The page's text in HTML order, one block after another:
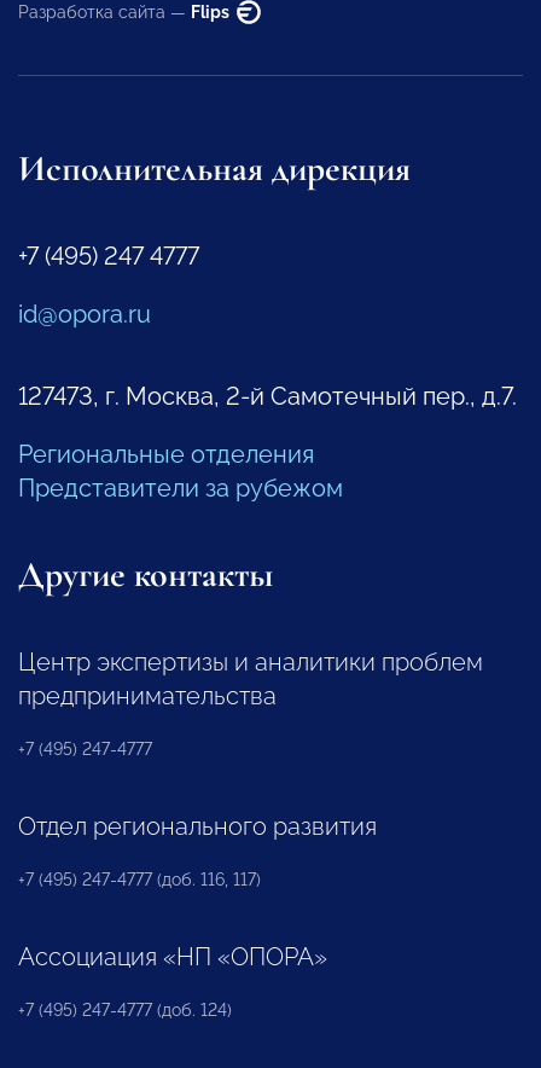
Разработка сайта — Flips
Исполнительная дирекция
+7 (495) 247 4777
id@opora.ru
127473, г. Москва, 2-й Самотечный пер., д.7.
Региональные отделения
Представители за рубежом
Другие контакты
Центр экспертизы и аналитики проблем
предпринимательства
+7 (495) 247-4777
Отдел регионального развития
+7 (495) 247-4777 (доб. 116, 117)
Ассоциация «НП «ОПОРА»
+7 (495) 247-4777 (доб. 124)